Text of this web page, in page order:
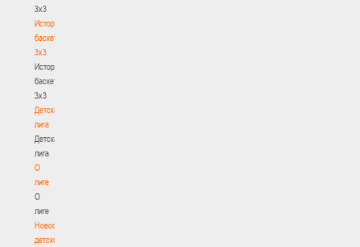
3х3
История
баскетбола
3х3
История
баскетбола
3х3
Детская
лига
Детская
лига
О
лиге
О
лиге
Новости
детской